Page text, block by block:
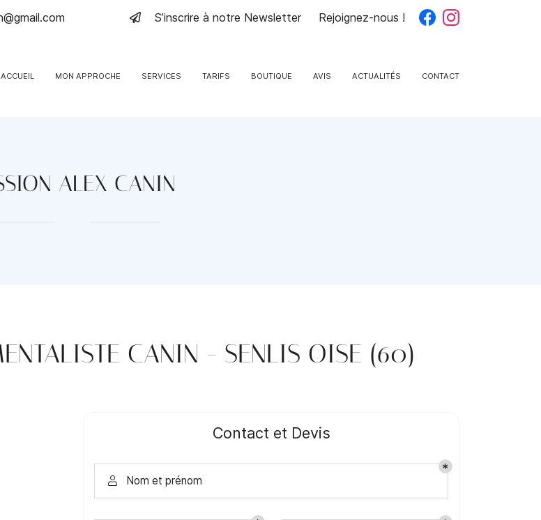
S’inscrire à notre Newsletter Rejoignez-nous !
ACCUEIL MON APPROCHE SERVICES TARIFS BOUTIQUE AVIS ACTUALITÉS CONTACT
ALEX CANIN
CANIN - SENLIS OISE (60)
Contact et Devis
 Nom et prénom